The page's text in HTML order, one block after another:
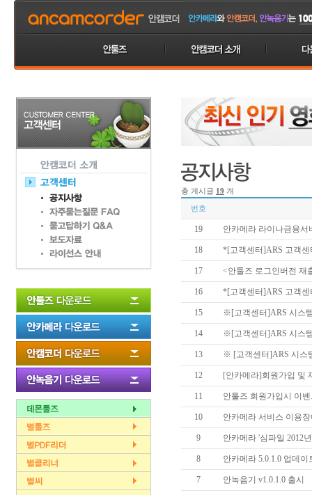
총 게시글 19 개
번호
19 안카메라 라이나금융서
18 *[고객센터]ARS 고객센
17 <안툴즈 로그인버전 재
16 *[고객센터]ARS 고객센
15 ※[고객센터]ARS 시스
14 ※[고객센터]ARS 시스
13 ※ [고객센터]ARS 시스
12 [안카메라]회원가입 및
11 안툴즈 회원가입시 이
10 안카메라 서비스 이용
9 안카메라 '심파일 2012
8 안카메라 5.0.1.0 업데이
7 안녹음기 v1.0.1.0 출시